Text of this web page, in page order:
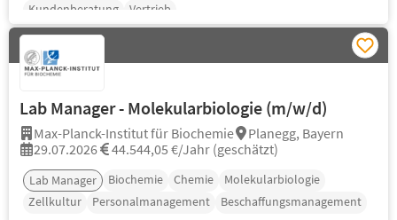
Kundenberatung
Vertrieb
Lab Manager - Molekularbiologie (m/w/d)
Max-Planck-Institut für Biochemie
Planegg, Bayern
29.07.2026
44.544,05 €/Jahr (geschätzt)
Lab Manager Biochemie Chemie
Molekularbiologie
Zellkultur
Personalmanagement Beschaffungsmanagement